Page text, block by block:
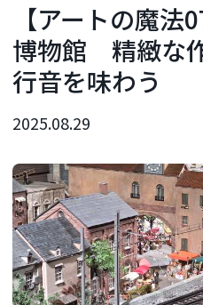
ッ
プ
【アートの魔
博物館 精緻な
行音を味わう
2025.08.29